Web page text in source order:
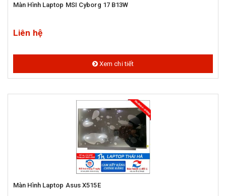
Màn Hình Laptop MSI Cyborg 17 B13W
Liên hệ
Xem chi tiết
Màn Hình Laptop Asus X515E